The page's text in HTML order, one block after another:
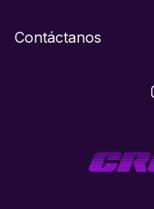
Contáctanos